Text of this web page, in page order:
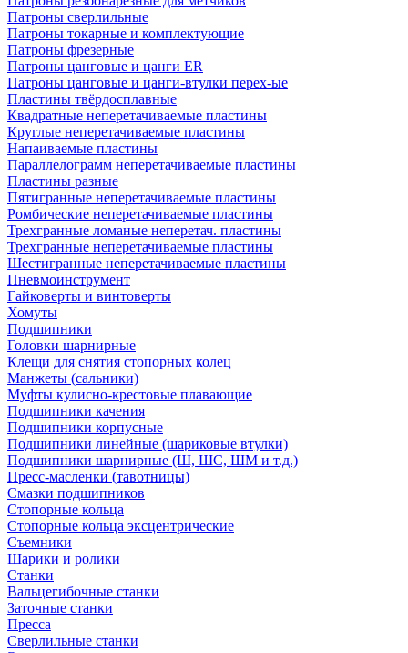
Патроны сверлильные
Патроны токарные и комплектующие
Патроны фрезерные
Патроны цанговые и цанги ER
Патроны цанговые и цанги-втулки перех-ые
Пластины твёрдосплавные
Квадратные неперетачиваемые пластины
Круглые неперетачиваемые пластины
Напаиваемые пластины
Параллелограмм неперетачиваемые пластины
Пластины разные
Пятигранные неперетачиваемые пластины
Ромбические неперетачиваемые пластины
Трехгранные ломаные неперетач. пластины
Трехгранные неперетачиваемые пластины
Шестигранные неперетачиваемые пластины
Пневмоинструмент
Гайковерты и винтоверты
Хомуты
Подшипники
Головки шарнирные
Клещи для снятия стопорных колец
Манжеты (сальники)
Муфты кулисно-крестовые плавающие
Подшипники качения
Подшипники корпусные
Подшипники линейные (шариковые втулки)
Подшипники шарнирные (Ш, ШС, ШМ и т.д.)
Пресс-масленки (тавотницы)
Смазки подшипников
Стопорные кольца
Стопорные кольца эксцентрические
Съемники
Шарики и ролики
Станки
Вальцегибочные станки
Заточные станки
Пресса
Сверлильные станки